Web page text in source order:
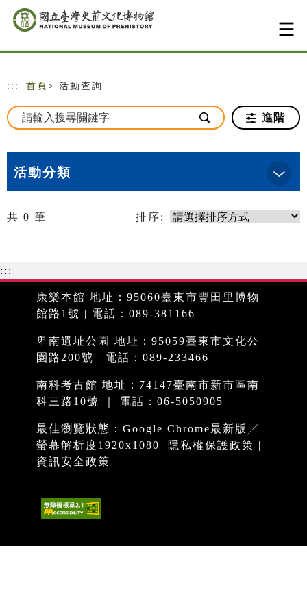
跳到主要內容
網站導覽
::: 首頁 > 活動查詢
進階
活動分類
共 0 筆 排序:
:::
康樂本館 地址：95060臺東市豐田里博物
館路1號 | 電話：089-381166
卑南遺址公園 地址：95059臺東市文化公
園路200號 | 電話：089-233466
南科考古館 地址：74147臺南市新市區南
科三路10號 ｜ 電話：06-5050905
最佳瀏覽狀態：Google Chrome最新版╱
螢幕解析度1920x1080
隱私權保護政策 |
資訊安全政策